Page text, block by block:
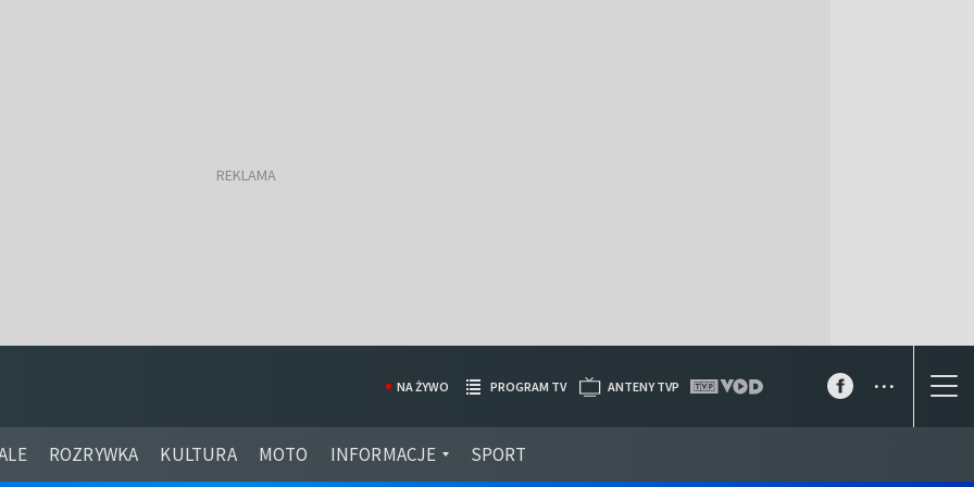
ROZRYWKA KULTURA MOTO INFORMACJE SPORT
NA ŻYWO PROGRAM TV ANTENY TVP ...